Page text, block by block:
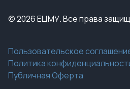
© 2026 ЕЦМУ. Все права
Пользовательское
Политика
Публичная Оферта